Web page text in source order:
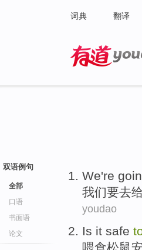
词典 翻译
双语例句
全部
口语
书面语
论文
We're
我们要去
youdao
Is it safe
喂食松鼠